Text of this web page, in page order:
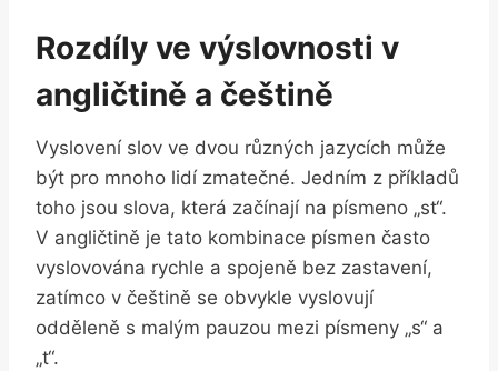
Rozdíly ve výslovnosti v
angličtině a češtině
Vyslovení slov ve dvou různých jazycích může
být pro mnoho lidí zmatečné. Jedním z příkladů
toho jsou slova, která začínají na písmeno „st“.
V angličtině je tato kombinace písmen často
vyslovována rychle a spojeně bez zastavení,
zatímco v češtině se obvykle vyslovují
odděleně s malým pauzou mezi písmeny „s“ a
„t“.